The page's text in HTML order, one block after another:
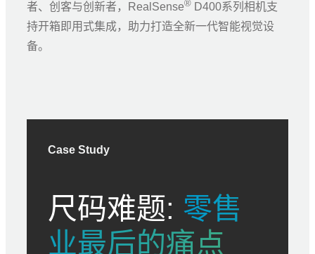
者、创客与创新者，RealSense® D400系列相机支
持开箱即用式集成，助力打造全新一代智能视觉设
备。
Case Study
尺码难题: 零售
业最后的痛点